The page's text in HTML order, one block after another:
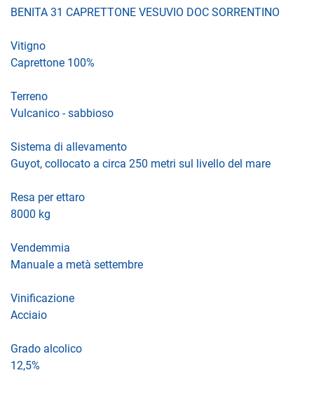
BENITA 31 CAPRETTONE VESUVIO DOC SORRENTINO
Vitigno
Caprettone 100%
Terreno
Vulcanico - sabbioso
Sistema di allevamento
Guyot, collocato a circa 250 metri sul livello del mare
Resa per ettaro
8000 kg
Vendemmia
Manuale a metà settembre
Vinificazione
Acciaio
Grado alcolico
12,5%